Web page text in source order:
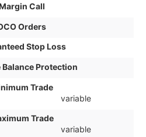
Call
Orders
Stop Loss
Balance Protection
Trade
variable
Trade
variable